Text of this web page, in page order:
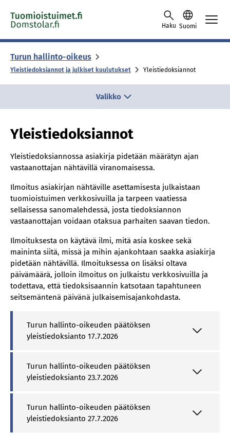
Skip to content -saavutettavuusohje
Haku Suomi
Turun hallinto-oikeus
Yleistiedoksiannot ja julkiset kuulutukset Yleistiedoksiannot
Valikko
Yleistiedoksiannot
Yleistiedoksiannossa asiakirja pidetään määrätyn ajan
vastaanottajan nähtävillä viranomaisessa.
Ilmoitus asiakirjan nähtäville asettamisesta julkaistaan
tuomioistuimen verkkosivuilla ja tarpeen vaatiessa
sellaisessa sanomalehdessä, josta tiedoksiannon
vastaanottajan voidaan otaksua parhaiten saavan tiedon.
Ilmoituksesta on käytävä ilmi, mitä asia koskee sekä
maininta siitä, missä ja mihin ajankohtaan saakka asiakirja
pidetään nähtävillä. Ilmoituksessa on lisäksi oltava
päivämäärä, jolloin ilmoitus on julkaistu verkkosivuilla ja
todettava, että tiedoksisaannin katsotaan tapahtuneen
seitsemäntenä päivänä julkaisemisajankohdasta.
Turun hallinto-oikeuden päätöksen
yleistiedoksianto 17.7.2026
Turun hallinto-oikeuden päätöksen
yleistiedoksianto 23.7.2026
Turun hallinto-oikeuden päätöksen
yleistiedoksianto 27.7.2026